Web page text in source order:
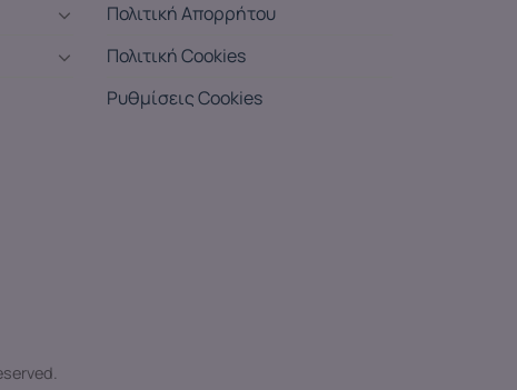
Πολιτική Απορρήτου
Πολιτική Cookies
Ρυθμίσεις Cookies